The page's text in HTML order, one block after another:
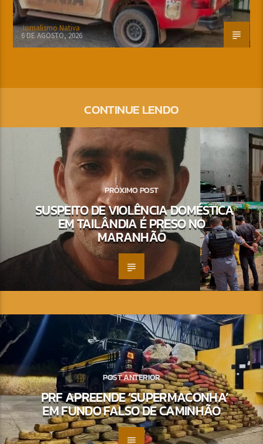
Jornalismo Nativa
6 DE AGOSTO, 2026
CONTINUE LENDO
PRÓXIMO POST
SUSPEITO DE VIOLÊNCIA DOMÉSTICA
EM TAILÂNDIA É PRESO NO
MARANHÃO
POST ANTERIOR
PRF APREENDE ‘SUPERMACONHA’
EM FUNDO FALSO DE CAMINHÃO